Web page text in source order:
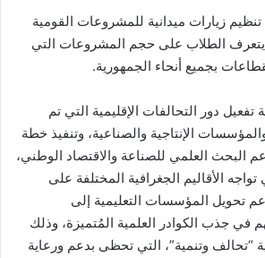
زيارات ميدانية للمشروعات القومية
يتعرف الطلاب على حجم المشروعات التي
بجميع أنحاء الجمهورية.
تفعيل دور التحالفات الإقليمية التي تم
الإنتاجية والصناعية، وتنفيذ خطة
البحث العلمي للصناعة والاقتصاد الوطني،
الأقاليم الجغرافية المختلفة على
تحويل المؤسسات التعليمية إلى
في جذب الكوادر العلمية المُتميزة، وذلك
“تحالف وتنمية”، التي تحظى بدعم ورعاية